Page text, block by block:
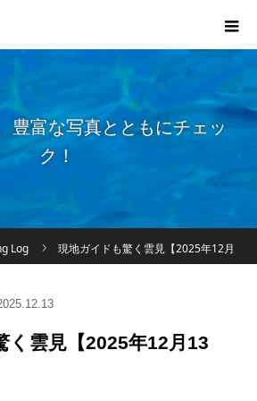
豊富な写真とともにチェッ
ク！
Log 現地ガイドも驚く雲見【2025年12月
く雲見【2025年12月13